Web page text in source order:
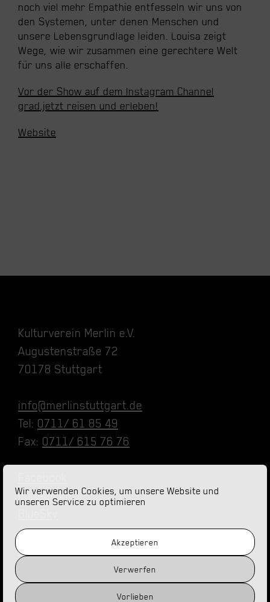
Wir verwenden Cookies, um unsere Website und
unseren Service zu optimieren
Akzeptieren
Verwerfen
Vorlieben
noch viel mehr Empathie entfesseln wir uns von
den Systemen, unter denen Menschen und
unsere Lebensgrundlage leiden. Louisa zeigt
Wege, wie wir zusammen eine gerechtere Welt
für uns alle erschaffen.
Vor der Show auf dem Instagram Channel
grad.jetzt reisen und erleben!
Website
Kulturverein Merlin e.V.
Augustenstraße 72
70178 Stuttgart
info@merlinstuttgart.de
Tel: 0711/ 61 85 49
Fax: 0711/ 615 76 76
Instagram
Impressum
Barrierefreiheit